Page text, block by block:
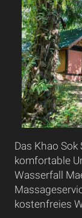
Das Khao
komfortable
Wasserfall
kostenfreies